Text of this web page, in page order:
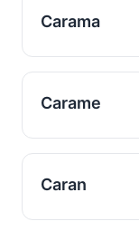
Carama
Carame
Caran